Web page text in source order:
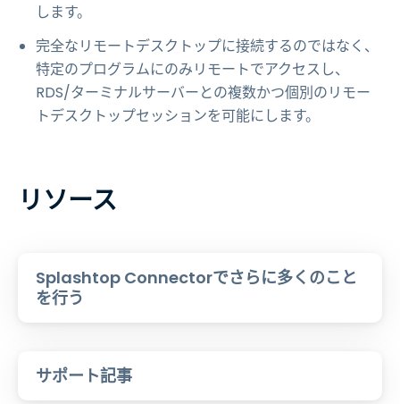
します。
完全なリモートデスクトップに接続するのではなく、
特定のプログラムにのみリモートでアクセスし、
RDS/ターミナルサーバーとの複数かつ個別のリモー
トデスクトップセッションを可能にします。
リソース
Splashtop Connectorでさらに多くのこと
を行う
サポート記事